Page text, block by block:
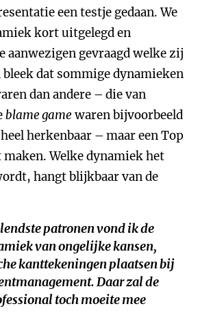
een testje gedaan. We
kort uitgelegd en
aanwezigen gevraagd welke zij
dat sommige dynamieken
dan andere – die van
blame game waren bijvoorbeeld
herkenbaar – maar een Top
Welke dynamiek het
hangt blijkbaar van de
patronen vond ik de
van ongelijke kansen,
kanttekeningen plaatsen bij
Daar zal de
toch moeite mee